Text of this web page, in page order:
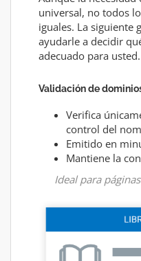
universal, no todos
iguales. La siguiente
ayudarle a decidir
adecuado para usted.
Validación de
Verifica
control del
Emitido en
Mantiene la
Ideal para